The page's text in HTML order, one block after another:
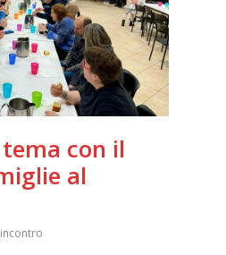
con il
al
incontro